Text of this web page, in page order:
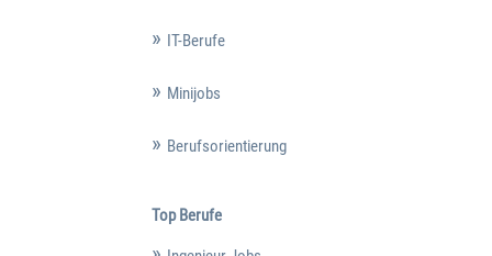
IT-Berufe
Minijobs
Berufsorientierung
Top Berufe